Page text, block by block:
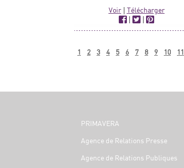
Voir| Télécharger
|
|
1
2 3 4 5 6 7 8 9 10 11
PRIMAVERA
Agence de Relations Presse
Agence de Relations Publiques